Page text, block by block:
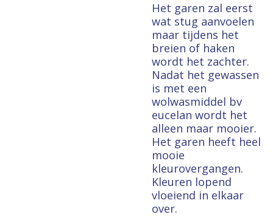
Het garen zal eerst
wat stug aanvoelen
maar tijdens het
breien of haken
wordt het zachter.
Nadat het gewassen
is met een
wolwasmiddel bv
eucelan wordt het
alleen maar mooier.
Het garen heeft heel
mooie
kleurovergangen.
Kleuren lopend
vloeiend in elkaar
over.